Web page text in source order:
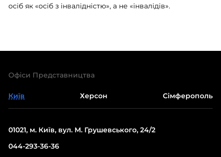
осіб як «осіб з інвалідністю», а не «інвалідів».
Офіси Представництва
Київ Херсон Сімферополь
01021, м. Київ, вул. М. Грушевського, 24/2
044-293-36-36